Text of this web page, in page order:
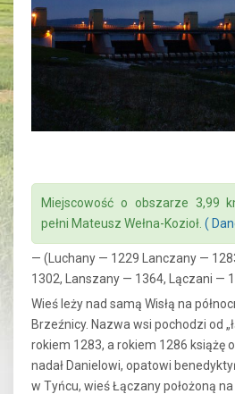
Miejscowość o obszarze 3,99
pełni Mateusz Wełna-Kozioł. (
— (Luchany — 1229 Lanczany —
1302, Lanszany — 1364, Lączani —
Wieś leży nad samą Wisłą na
Brzeźnicy. Nazwa wsi pochodzi od
rokiem 1283, a rokiem 1286 książę
nadał Danielowi, opatowi
w Tyńcu, wieś Łączany położoną na